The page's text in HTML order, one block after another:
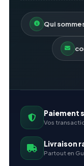
Qui
Paiement
Vos
Livraison
Partout en